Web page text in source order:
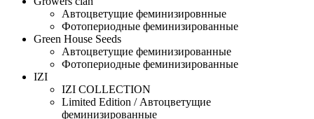
Автоцветущие феминизировнные
Фотопериодные феминизированные
Green House Seeds
Автоцветущие феминизированные
Фотопериодные феминизированные
IZI
IZI COLLECTION
Limited Edition / Автоцветущие
феминизированные